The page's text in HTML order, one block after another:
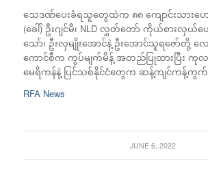
သေဒဏ်ပေးခံရသူတွေထဲက ၈၈ ကျောင်းသားဟော
(ခေါ်) ဦးဂျင်မီ၊ NLD လွှတ်တော် ကိုယ်စားလှယ်ဟေ
သော်၊ ဦးလှမျိုးအောင်နဲ့ ဦးအောင်သူရဇော်တို့ လ
ကောင်စီက ကွပ်မျက်မိန့် အတည်ပြုထားပြီး ကု
မေရိကန်နဲ့ ပြင်သစ်နိုင်ငံတွေက ဆန့်ကျင်ကန့်ကွက်
RFA News
JUNE 6, 2022